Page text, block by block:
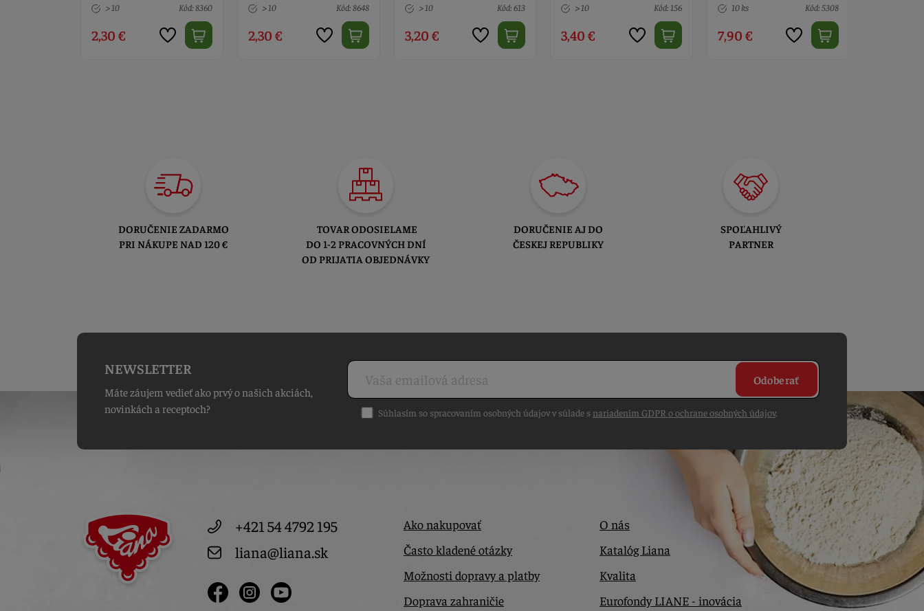
> 10 Kód: 8648
2,30 €
> 10 Kód: 613
3,20 €
> 10 Kód: 156
3,40 €
10 ks Kód: 5308
7,90 €
> 10 Kód: 8360
2,30 €
DORUČENIE ZADARMO
PRI NÁKUPE NAD 120 €
TOVAR ODOSIELAME
DO 1-2 PRACOVNÝCH DNÍ
OD PRIJATIA OBJEDNÁVKY
DORUČENIE AJ DO
ČESKEJ REPUBLIKY
SPOĽAHLIVÝ
PARTNER
NEWSLETTER
Máte záujem vedieť ako prvý o našich akciách,
novinkách a receptoch?
Odoberať
Súhlasím so spracovaním osobných údajov v súlade snariadením GDPR o ochrane osobných údajov.
+421 54 4792 195
liana@liana.sk
Ako nakupovať
Často kladené otázky
Možnosti dopravy a platby
Doprava zahraničie
O nás
Katalóg Liana
Kvalita
Eurofondy LIANE - inovácia